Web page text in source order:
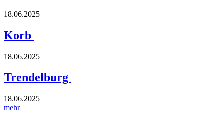
18.06.2025
Korb
18.06.2025
Trendelburg
18.06.2025
mehr